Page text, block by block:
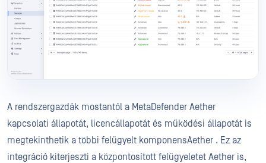
A rendszergazdák mostantól a MetaDefender Aether
kapcsolati állapotát, licencállapotát és működési állapotát is
megtekinthetik a többi felügyelt komponensAether . Ez az
integráció kiterjeszti a központosított felügyeletet Aether is,